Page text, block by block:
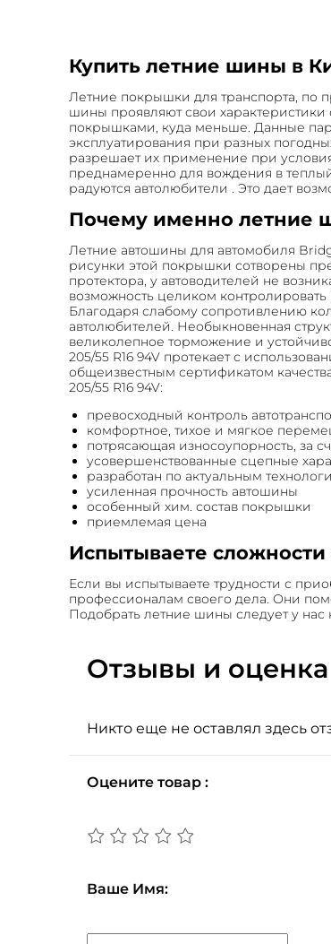
Купить летние шины в
Летние покрышки для транспорта, по
шины проявляют свои
покрышками, куда меньше. Данные
эксплуатирования при разных
разрешает их применение при
преднамеренно для вождения в
радуются автолюбители . Это дает
Почему именно летние
Летние автошины для автомобиля
рисунки этой покрышки сотворены
протектора, у автоводителей не
возможность целиком
Благодаря слабому сопротивлению
автолюбителей. Необыкновенная
великолепное торможение и
205/55 R16 94V протекает с
общеизвестным сертификатом
205/55 R16 94V:
превосходный контроль
комфортное, тихое и мягкое
потрясающая износоупорность, за
усовершенствованные сцепные
разработан по актуальным
усиленная прочность автошины
особенный хим. состав покрышки
приемлемая цена
Испытываете
Если вы испытываете трудности с
профессионалам своего дела. Они
Подобрать летние шины следует у нас
Отзывы и оценка
Никто еще не оставлял здесь
Оцените товар :
Ваше Имя: